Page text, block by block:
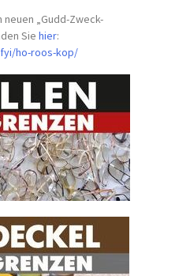
„Gudd-Zweck-
Siehier:
ho-roos-kop/